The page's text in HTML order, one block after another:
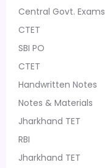
Central Govt. Exams
CTET
SBI PO
CTET
Handwritten Notes
Notes & Materials
Jharkhand TET
RBI
Jharkhand TET